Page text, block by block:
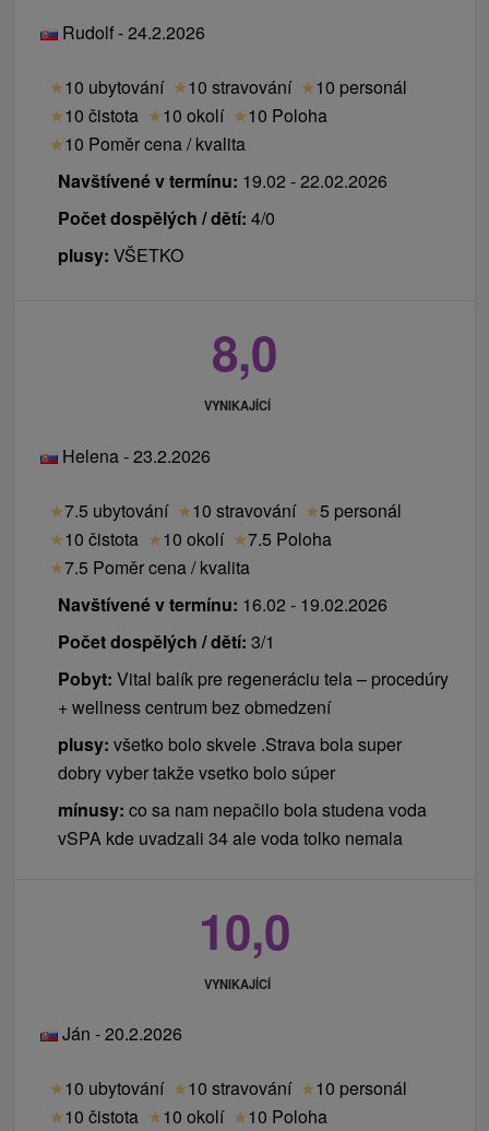
Rudolf - 24.2.2026
★10 ubytování ★10 stravování ★10 personál
★10 čistota ★10 okolí ★10 Poloha
★10 Poměr cena / kvalita
Navštívené v termínu: 19.02 - 22.02.2026
Počet dospělých / dětí: 4/0
plusy: VŠETKO
8,0
VYNIKAJÍCÍ
Helena - 23.2.2026
★7.5 ubytování ★10 stravování ★5 personál
★10 čistota ★10 okolí ★7.5 Poloha
★7.5 Poměr cena / kvalita
Navštívené v termínu: 16.02 - 19.02.2026
Počet dospělých / dětí: 3/1
Pobyt: Vital balík pre regeneráciu tela – procedúry
+ wellness centrum bez obmedzení
plusy: všetko bolo skvele .Strava bola super
dobry vyber takže vsetko bolo súper
mínusy: co sa nam nepačilo bola studena voda
vSPA kde uvadzali 34 ale voda tolko nemala
10,0
VYNIKAJÍCÍ
Ján - 20.2.2026
★10 ubytování ★10 stravování ★10 personál
★10 čistota ★10 okolí ★10 Poloha